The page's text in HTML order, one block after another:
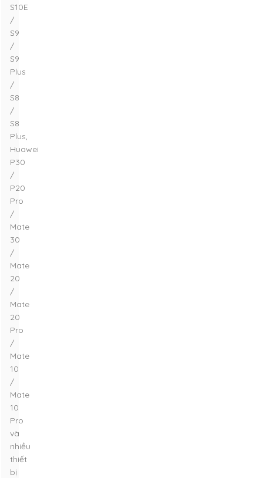
S10E
/
S9
/
S9
Plus
/
S8
/
S8
Plus,
Huawei
P30
/
P20
Pro
/
Mate
30
/
Mate
20
/
Mate
20
Pro
/
Mate
10
/
Mate
10
Pro
và
nhiều
thiết
bị